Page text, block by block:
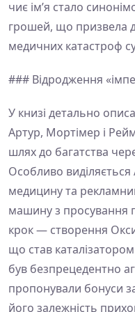
чиє ім’я стало
грошей, що призвела
медичних катастроф
### Відродження
У книзі детально
Артур, Мортімер і
шлях до багатства
Особливо
медицину та
машину з просування
крок — створення
що став каталізатором
був безпрецедентно
пропонували бонуси
його залежність